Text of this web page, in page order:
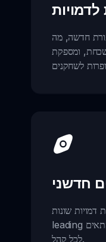
חדשה, מה
ומספקת
חדשני
דמויות שונות,
leading ליצירות מוזיקליות חדשות שיכולות להתאים
לכל קהל.